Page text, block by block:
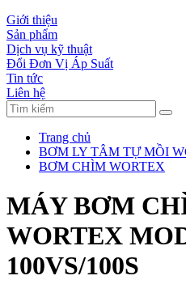
Giới thiệu
Sản phẩm
Dịch vụ kỹ thuật
Đổi Đơn Vị Áp Suất
Tin tức
Liên hệ
Trang chủ
BƠM LY TÂM TỰ MỒI
BƠM CHÌM WORTEX
MÁY BƠM
WORTEX
100VS/100S